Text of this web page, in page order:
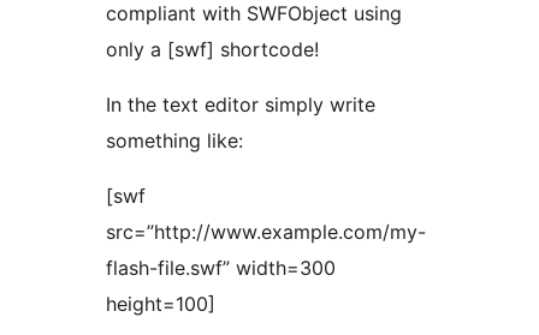
compliant with SWFObject using
only a [swf] shortcode!
In the text editor simply write
something like:
[swf
src=”http://www.example.com/my-
flash-file.swf” width=300
height=100]